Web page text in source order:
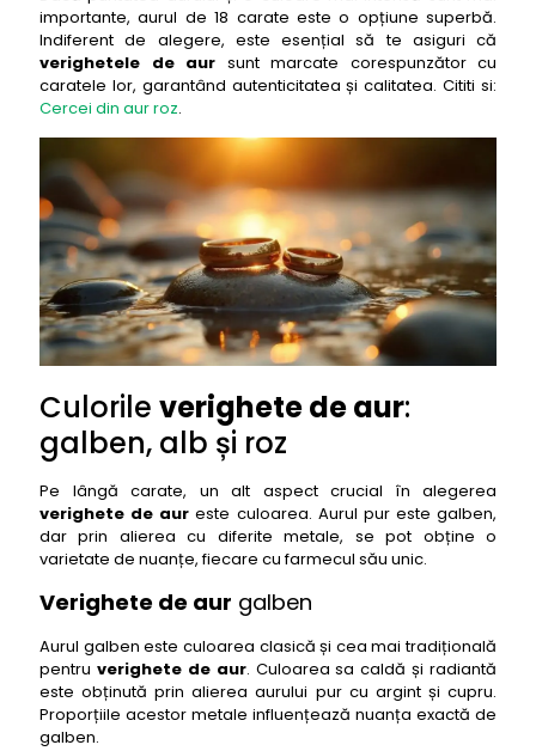
importante, aurul de 18 carate este o opțiune superbă.
Indiferent de alegere, este esențial să te asiguri că
verighetele de aur sunt marcate corespunzător cu
caratele lor, garantând autenticitatea și calitatea. Cititi si:
Cercei din aur roz.
Culorile verighete de aur:
galben, alb și roz
Pe lângă carate, un alt aspect crucial în alegerea
verighete de aur este culoarea. Aurul pur este galben,
dar prin alierea cu diferite metale, se pot obține o
varietate de nuanțe, fiecare cu farmecul său unic.
Verighete de aur galben
Aurul galben este culoarea clasică și cea mai tradițională
pentru verighete de aur. Culoarea sa caldă și radiantă
este obținută prin alierea aurului pur cu argint și cupru.
Proporțiile acestor metale influențează nuanța exactă de
galben.